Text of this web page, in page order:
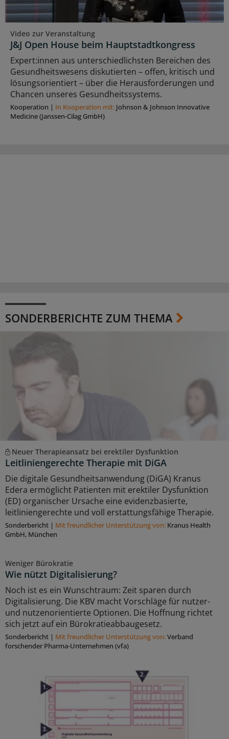
Video zur Veranstaltung
J&J Open House beim Hauptstadtkongress
Expert:innen aus unterschiedlichsten Bereichen des
Gesundheitswesens diskutierten – offen, kritisch und
lösungsorientiert – über die Herausforderungen und
Chancen unseres Gesundheitssystems.
Kooperation | In Kooperation mit: Johnson & Johnson Innovative
Medicine (Janssen-Cilag GmbH)
SONDERBERICHTE ZUM THEMA
Neuer Therapieansatz bei erektiler Dysfunktion
Leitliniengerechte Therapie mit DiGA
Die digitale Gesundheitsanwendung (DiGA) Kranus
Edera ermöglicht Patienten mit erektiler Dysfunktion
(ED) organischer Ursache eine evidenzbasierte,
leitliniengerechte und voll erstattungsfähige Therapie.
Sonderbericht | Mit freundlicher Unterstützung von: Kranus Health
GmbH, München
Weniger Bürokratie
Wie nützt Digitalisierung?
Noch ist es ein Wunschtraum: Zeit sparen durch
Digitalisierung. Die KBV macht Vorschläge für nutzer-
und nutzenorientierte Optionen. Die Hoffnung richtet
sich jetzt auf ein Bürokratieabbaugesetz.
Sonderbericht | Mit freundlicher Unterstützung von:Verband
forschender Pharma-Unternehmen (vfa)